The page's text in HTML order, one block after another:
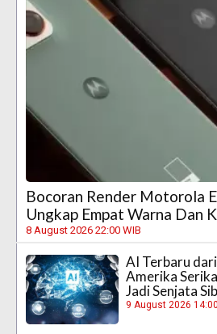
Bocoran Render Motorola
Ungkap Empat Warna Dan
8 August 2026 22:00 WIB
AI Terbaru
Amerika
Jadi Senjata
9 August 2026